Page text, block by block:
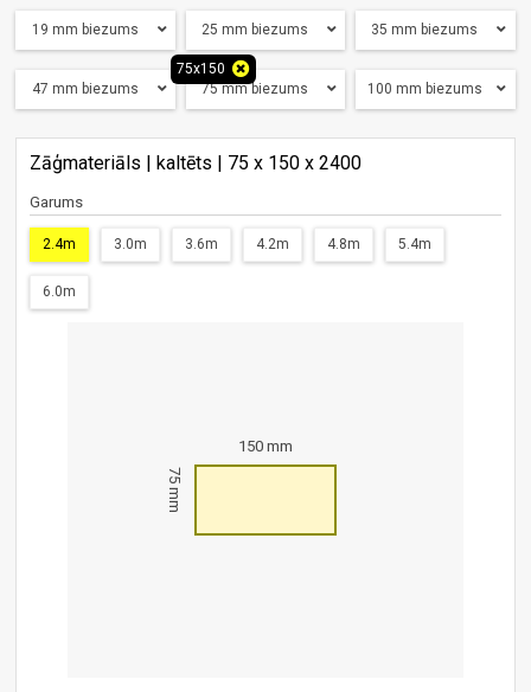
19 mm biezums 25 mm biezums 35 mm biezums
47 mm biezums 75 mm biezums
75x150
100 mm biezums
Zāģmateriāls | kaltēts | 75 x 150 x 2400
Garums
2.4m 3.0m 3.6m 4.2m 4.8m 5.4m
6.0m
150 mm
75 mm